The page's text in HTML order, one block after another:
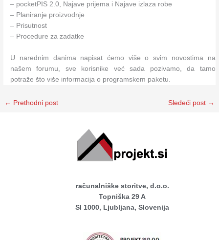
– pocketPIS 2.0, Najave prijema i Najave izlaza robe
– Planiranje proizvodnje
– Prisutnost
– Procedure za zadatke
U narednim danima napisat ćemo više o svim novostima na
našem forumu, sve korisnike već sada pozivamo, da tamo
potraže što više informacija o programskem paketu.
← Prethodni post Sledeći post →
računalniške storitve, d.o.o.
Topniška 29 A
SI 1000, Ljubljana, Slovenija